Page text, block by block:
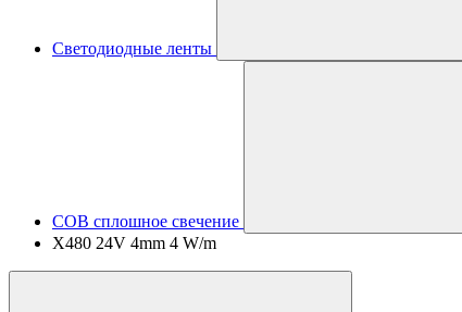
Светодиодные ленты
COB сплошное свечение
X480 24V 4mm 4 W/m